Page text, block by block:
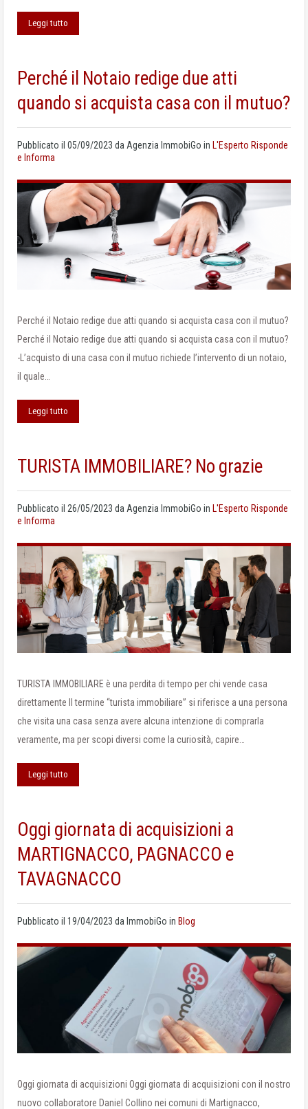
Leggi tutto
Perché il Notaio redige due atti
quando si acquista casa con il mutuo?
Pubblicato il 05/09/2023 da Agenzia ImmobiGo in L'Esperto Risponde
e Informa
Perché il Notaio redige due atti quando si acquista casa con il mutuo?
Perché il Notaio redige due atti quando si acquista casa con il mutuo?
-L’acquisto di una casa con il mutuo richiede l’intervento di un notaio,
il quale…
Leggi tutto
TURISTA IMMOBILIARE? No grazie
Pubblicato il 26/05/2023 da Agenzia ImmobiGo in L'Esperto Risponde
e Informa
TURISTA IMMOBILIARE è una perdita di tempo per chi vende casa
direttamente Il termine “turista immobiliare” si riferisce a una persona
che visita una casa senza avere alcuna intenzione di comprarla
veramente, ma per scopi diversi come la curiosità, capire…
Leggi tutto
Oggi giornata di acquisizioni a
MARTIGNACCO, PAGNACCO e
TAVAGNACCO
Pubblicato il 19/04/2023 da ImmobiGo in Blog
Oggi giornata di acquisizioni Oggi giornata di acquisizioni con il nostro
nuovo collaboratore Daniel Collino nei comuni di Martignacco,